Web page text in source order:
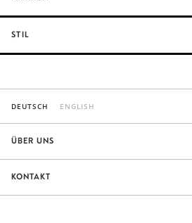
STIL
DEUTSCH ENGLISH
ÜBER UNS
KONTAKT